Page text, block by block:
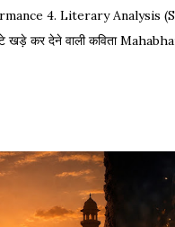
4. Literary Analysis
खड़े कर देने वाली कविता
Hindi Poetry
तलवार, धनुष और पैदल सैनिक
दूजे सम्मुख अड़े हुए | कई लाख सेना के